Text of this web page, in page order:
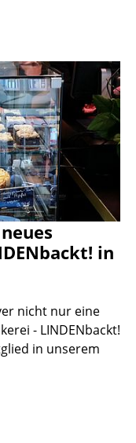
in
nicht nur eine
- LINDENbackt!
in unserem